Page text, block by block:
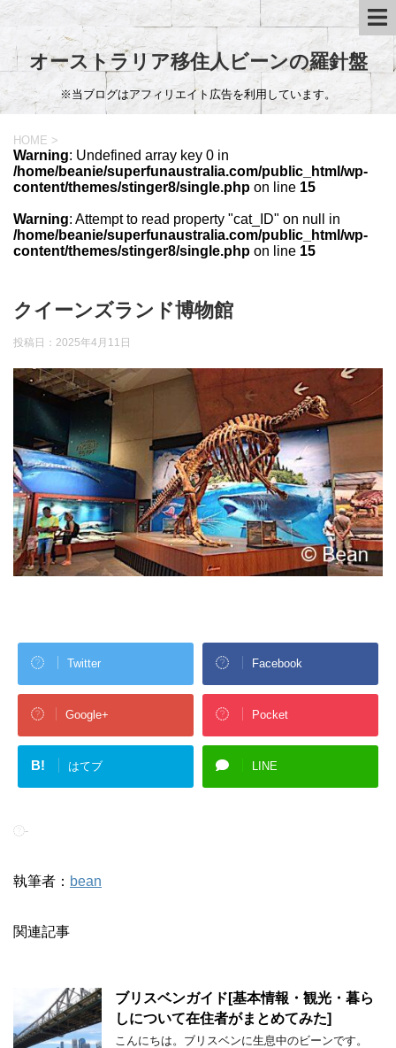
オーストラリア移住人ビーンの羅針盤
※当ブログはアフィリエイト広告を利用しています。
HOME >
Warning: Undefined array key 0 in
/home/beanie/superfunaustralia.com/public_html/wp-
content/themes/stinger8/single.php on line 15
Warning: Attempt to read property "cat_ID" on null in
/home/beanie/superfunaustralia.com/public_html/wp-
content/themes/stinger8/single.php on line 15
クイーンズランド博物館
投稿日： 2025年4月11日
Twitter Facebook
Google+ Pocket
B! はてブ LINE
-
執筆者： bean
関連記事
ブリスベンガイド[基本情報・観光・暮ら
しについて在住者がまとめてみた]
こんにちは。ブリスベンに生息中のビーンです。